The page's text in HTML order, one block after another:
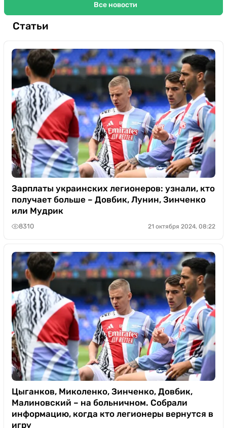
Все новости
Статьи
Зарплаты украинских легионеров: узнали, кто
получает больше – Довбик, Лунин, Зинченко
или Мудрик
8310 21 октября 2024, 08:22
Цыганков, Миколенко, Зинченко, Довбик,
Малиновский – на больничном. Собрали
информацию, когда кто легионеры вернутся в
игру